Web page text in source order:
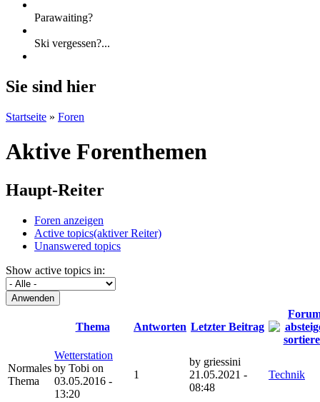
Parawaiting?
Ski vergessen?...
Sie sind hier
Startseite » Foren
Aktive Forenthemen
Haupt-Reiter
Foren anzeigen
Active topics(aktiver Reiter)
Unanswered topics
Show active topics in:
Thema Antworten Letzter Beitrag
Normales
Thema
Wetterstation
by Tobi on
03.05.2016 -
13:20
1
by griessini
21.05.2021 -
08:48
Technik